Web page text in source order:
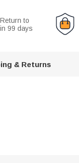
Return to
in 99 days
& Returns